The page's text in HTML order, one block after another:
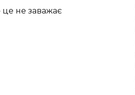
не заважає